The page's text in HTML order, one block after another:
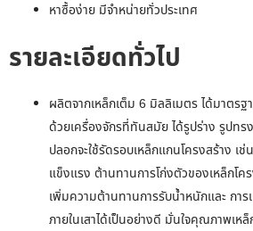
หาซื้อง่าย มีจำหน่ายทั่วประเทศ
รายละเอียดทั่วไป
ผลิตจากเหล็กเต็ม 6 มิลลิเมตร ได้มาตร
ด้วยเครื่องจักรที่ทันสมัย ได้รูปร่าง รูปท
ปลอกจะใช้รัดรอบเหล็กแกนโครงสร้าง เ
แข็งแรง ต้านทานการโก่งตัวของเหล็กโค
เพิ่มความต้านทานการรับน้ำหนักและ กา
ภายในเสาได้เป็นอย่างดี มั่นใจคุณภาพเ